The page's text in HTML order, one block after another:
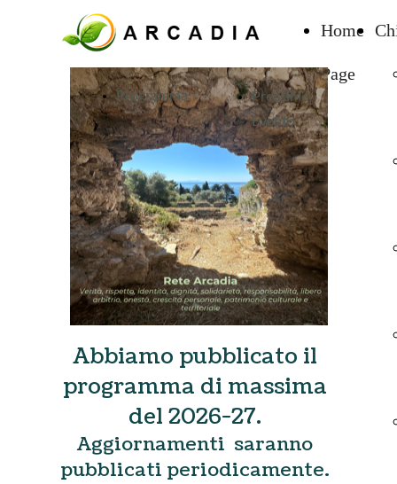
Home
Page
Prossimo
Evento
Programma
Abbiamo pubblicato il
programma di massima
del 2026-27.
Aggiornamenti saranno
pubblicati periodicamente.